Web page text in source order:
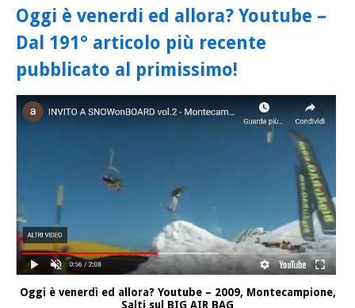
Oggi è venerdi ed allora? Youtube –
Dal 191° articolo più recente
pubblicato al primissimo!
Oggi è venerdì ed allora? Youtube – 2009, Montecampione,
Salti sul BIG AIR BAG